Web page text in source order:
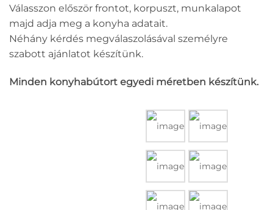
Válasszon először frontot, korpuszt, munkalapot
majd adja meg a konyha adatait.
Néhány kérdés megválaszolásával személyre
szabott ajánlatot készítünk.
Minden konyhabútort egyedi méretben készítünk.